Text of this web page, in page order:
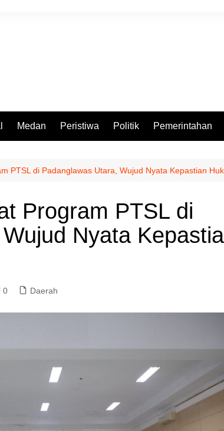
Medan Peristiwa Politik Pemerintahan
PTSL di Padanglawas Utara, Wujud Nyata Kepastian
Program PTSL di
Nyata
0 Daerah